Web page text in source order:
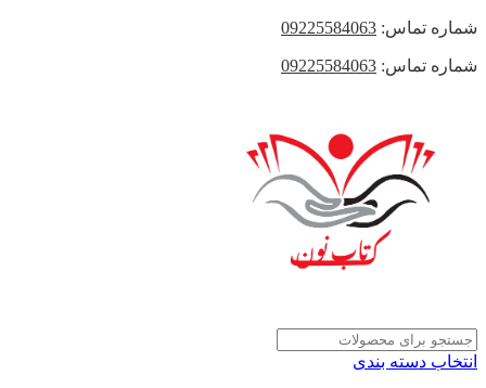
شماره تماس: 09225584063
شماره تماس: 09225584063
انتخاب دسته بندی